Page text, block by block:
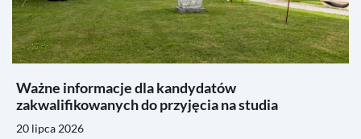
Ważne informacje dla kandydatów
zakwalifikowanych do przyjęcia na studia
20 lipca 2026